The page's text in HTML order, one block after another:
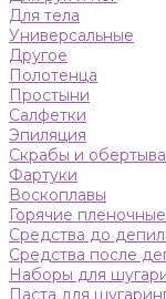
Для тела
Универсальные
Другое
Полотенца
Простыни
Салфетки
Эпиляция
Скрабы и
Фартуки
Воскоплавы
Горячие
Средства до
Средства после
Наборы для
Паста для